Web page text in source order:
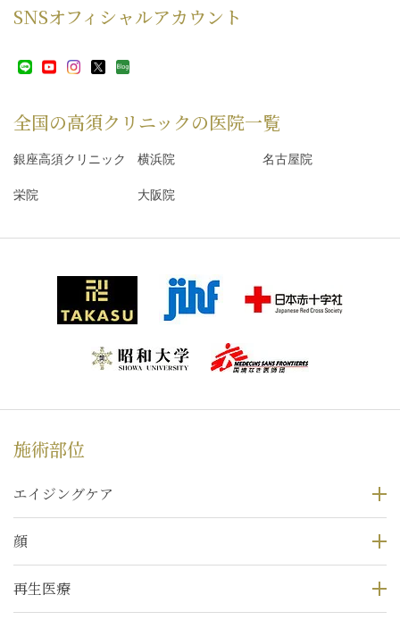
SNSオフィシャルアカウント
全国の高須クリニックの医院一覧
銀座高須クリニック 横浜院 名古屋院
栄院 大阪院
施術部位
エイジングケア
顔
再生医療